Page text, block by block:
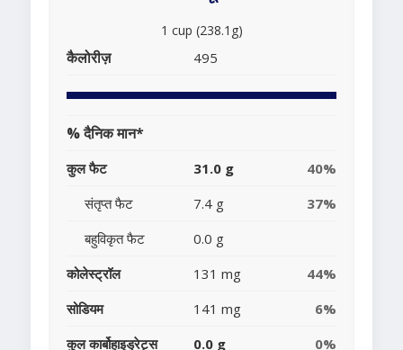
1 cup (238.1g)
कैलोरीज़ 495
% दैनिक मान*
कुल फैट 31.0 g
40%
संतृप्त फैट
7.4 g
37%
बहुविकृत फैट
0.0 g
कोलेस्ट्रॉल
131 mg
44%
सोडियम
141 mg
6%
कुल कार्बोहाइड्रेट्स
0.0 g 0%